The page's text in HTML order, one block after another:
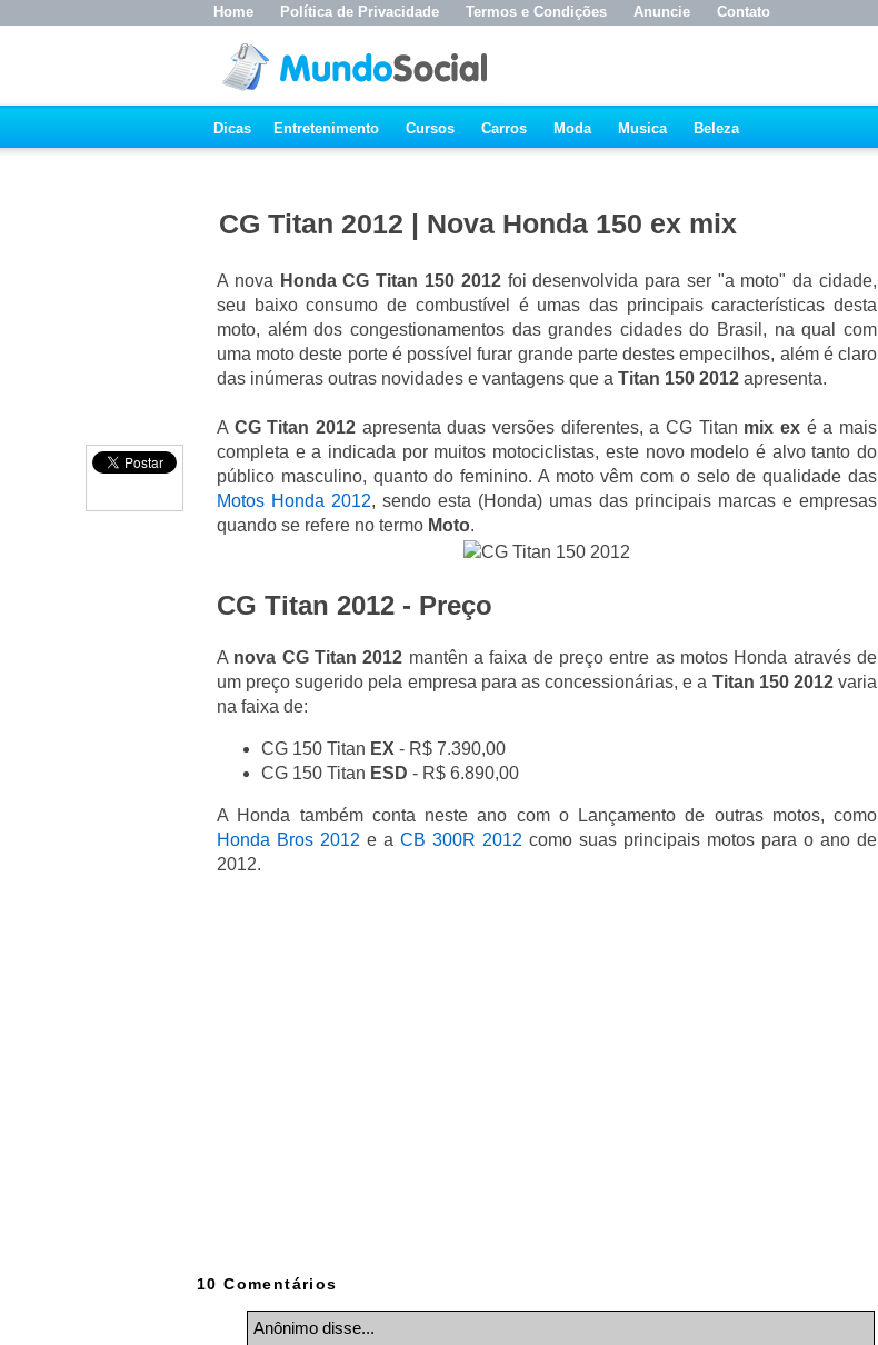
Home Política de Privacidade Termos e Condições Anuncie Contato
Dicas Entretenimento Cursos Carros Moda Musica Beleza
CG Titan 2012 | Nova Honda 150 ex mix
A nova Honda CG Titan 150 2012foi desenvolvida para ser "a moto" da cidade,
seu baixo consumo de combustível é umas das principais características desta
moto, além dos congestionamentos das grandes cidades do Brasil, na qual com
uma moto deste porte é possível furar grande parte destes empecilhos, além é claro
das inúmeras outras novidades e vantagens que a Titan 150 2012 apresenta.
A CG Titan 2012 apresenta duas versões diferentes, a CG Titan mix ex é a mais
completa e a indicada por muitos motociclistas, este novo modelo é alvo tanto do
público masculino, quanto do feminino. A moto vêm com o selo de qualidade das
Motos Honda 2012, sendo esta (Honda) umas das principais marcas e empresas
quando se refere no termo Moto.
CG Titan 2012 - Preço
A nova CG Titan 2012 mantên a faixa de preço entre as motos Honda através de
um preço sugerido pela empresa para as concessionárias, e a Titan 150 2012varia
na faixa de:
CG 150 Titan EX - R$ 7.390,00
CG 150 Titan ESD - R$ 6.890,00
A Honda também conta neste ano com o Lançamento de outras motos, como
Honda Bros 2012 e a CB 300R 2012 como suas principais motos para o ano de
2012.
10 Comentários
Anônimo disse...